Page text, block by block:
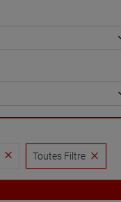
Toutes Filtre